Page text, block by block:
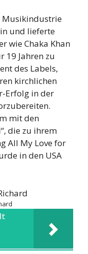
Musikindustrie
und lieferte
wie Chaka Khan
19 Jahren zu
des Labels,
kirchlichen
Erfolg in der
mit den
die zu ihrem
All My Love for
in den USA